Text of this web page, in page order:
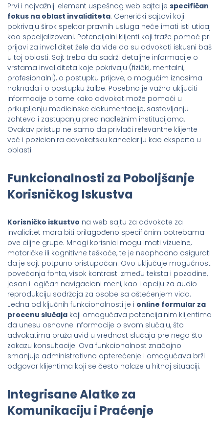
Prvi i najvažniji element uspešnog web sajta je specifičan
fokus na oblast invaliditeta. Generički sajtovi koji
pokrivaju širok spektar pravnih usluga neće imati isti uticaj
kao specijalizovani. Potencijalni klijenti koji traže pomoć pri
prijavi za invaliditet žele da vide da su advokati iskusni baš
u toj oblasti. Sajt treba da sadrži detaljne informacije o
vrstama invaliditeta koje pokrivaju (fizički, mentalni,
profesionalni), o postupku prijave, o mogućim iznosima
naknada i o postupku žalbe. Posebno je važno uključiti
informacije o tome kako advokat može pomoći u
prikupljanju medicinske dokumentacije, sastavljanju
zahteva i zastupanju pred nadležnim institucijama.
Ovakav pristup ne samo da privlači relevantne klijente
već i pozicionira advokatsku kancelariju kao eksperta u
oblasti.
Funkcionalnosti za Poboljšanje
Korisničkog Iskustva
Korisničko iskustvo na web sajtu za advokate za
invaliditet mora biti prilagođeno specifičnim potrebama
ove ciljne grupe. Mnogi korisnici mogu imati vizuelne,
motoričke ili kognitivne teškoće, te je neophodno osigurati
da je sajt potpuno pristupačan. Ovo uključuje mogućnost
povećanja fonta, visok kontrast između teksta i pozadine,
jasan i logičan navigacioni meni, kao i opciju za audio
reprodukciju sadržaja za osobe sa oštećenjem vida.
Jedna od ključnih funkcionalnosti je i online formular za
procenu slučaja koji omogućava potencijalnim klijentima
da unesu osnovne informacije o svom slučaju, što
advokatima pruža uvid u vrednost slučaja pre nego što
zakazu konsultacije. Ova funkcionalnost značajno
smanjuje administrativno opterećenje i omogućava brži
odgovor klijentima koji se često nalaze u hitnoj situaciji.
Integrisane Alatke za
Komunikaciju i Praćenje